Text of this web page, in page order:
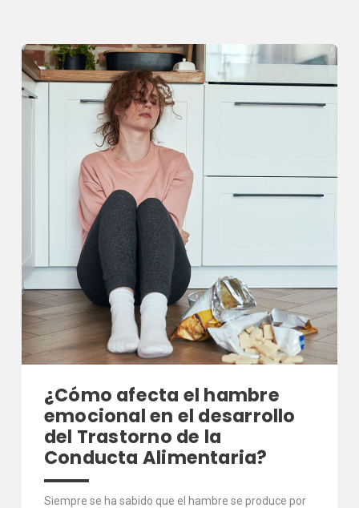
¿Cómo afecta el hambre
emocional en el desarrollo
del Trastorno de la
Conducta Alimentaria?
Siempre se ha sabido que el hambre se produce por